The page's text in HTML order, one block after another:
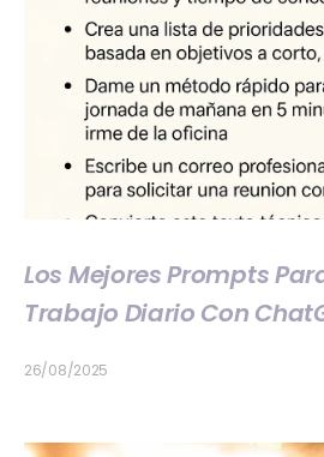
Los Mejores Prompts
Trabajo Diario Con
26/08/2025